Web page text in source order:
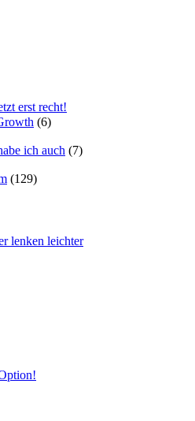
erst recht!
lenken leichter
(6)
ich auch (7)
(129)